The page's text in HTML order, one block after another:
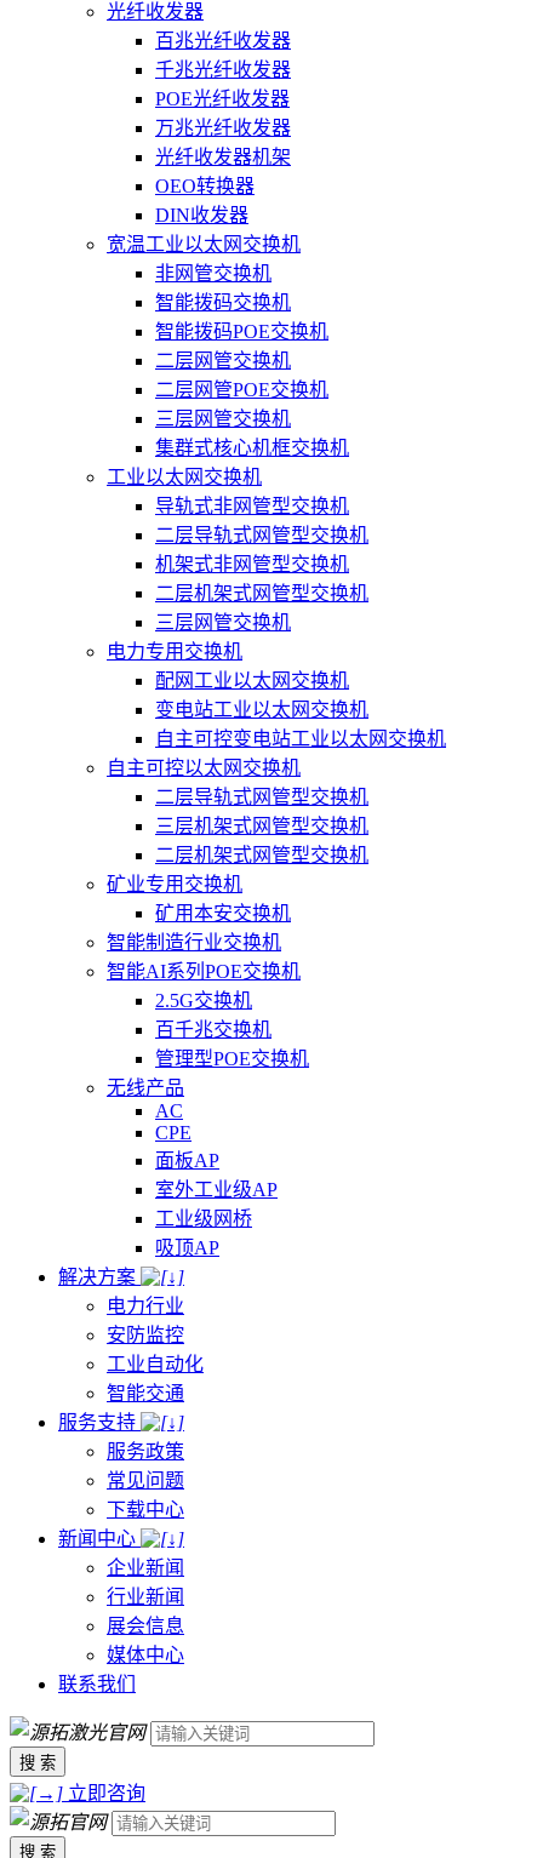
光纤收发器
百兆光纤收发器
千兆光纤收发器
POE光纤收发器
万兆光纤收发器
光纤收发器机架
OEO转换器
DIN收发器
宽温工业以太网交换机
非网管交换机
智能拨码交换机
智能拨码POE交换机
二层网管交换机
二层网管POE交换机
三层网管交换机
集群式核心机框交换机
工业以太网交换机
导轨式非网管型交换机
二层导轨式网管型交换机
机架式非网管型交换机
二层机架式网管型交换机
三层网管交换机
电力专用交换机
配网工业以太网交换机
变电站工业以太网交换机
自主可控变电站工业以太网交换机
自主可控以太网交换机
二层导轨式网管型交换机
三层机架式网管型交换机
二层机架式网管型交换机
矿业专用交换机
矿用本安交换机
智能制造行业交换机
智能AI系列POE交换机
2.5G交换机
百千兆交换机
管理型POE交换机
无线产品
AC
CPE
面板AP
室外工业级AP
工业级网桥
吸顶AP
解决方案
电力行业
安防监控
工业自动化
智能交通
服务支持
服务政策
常见问题
下载中心
新闻中心
企业新闻
行业新闻
展会信息
媒体中心
联系我们
搜 索
立即咨询
搜 索